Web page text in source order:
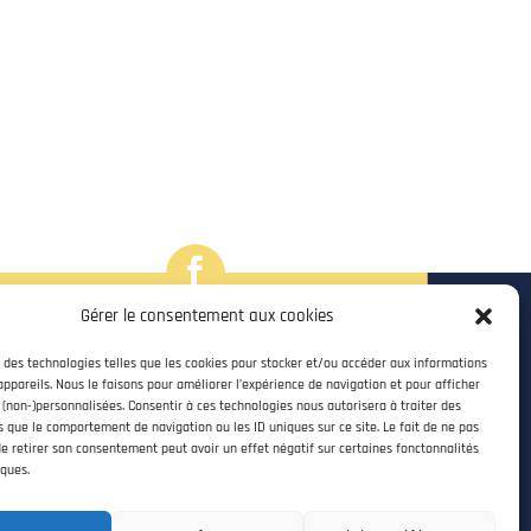
Gérer le consentement aux cookies
technologies telles que les cookies pour stocker et/ou accéder aux informations
Nous le faisons pour améliorer l’expérience de navigation et pour afficher
)personnalisées. Consentir à ces technologies nous autorisera à traiter des
que le comportement de navigation ou les ID uniques sur ce site. Le fait de ne pas
retirer son consentement peut avoir un effet négatif sur certaines fonctonnalités

SUIVEZ-NOUS
NOTRE PAGE FACEBOOK